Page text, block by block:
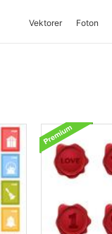
Vektorer Foton